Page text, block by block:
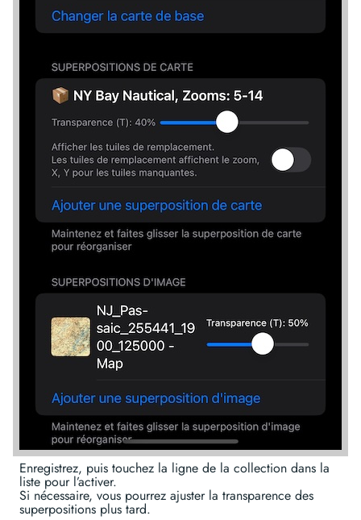
Enregistrez, puis touchez la ligne de la collection dans la
liste pour l’activer.
Si nécessaire, vous pourrez ajuster la transparence des
superpositions plus tard.